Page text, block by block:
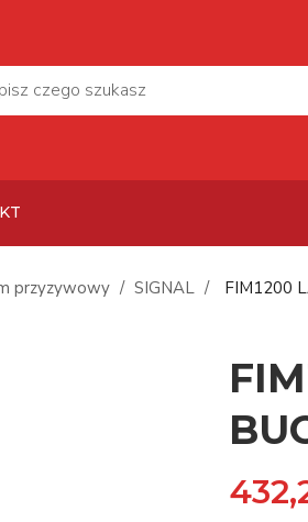
przyzywowy SIGNAL FIM1200